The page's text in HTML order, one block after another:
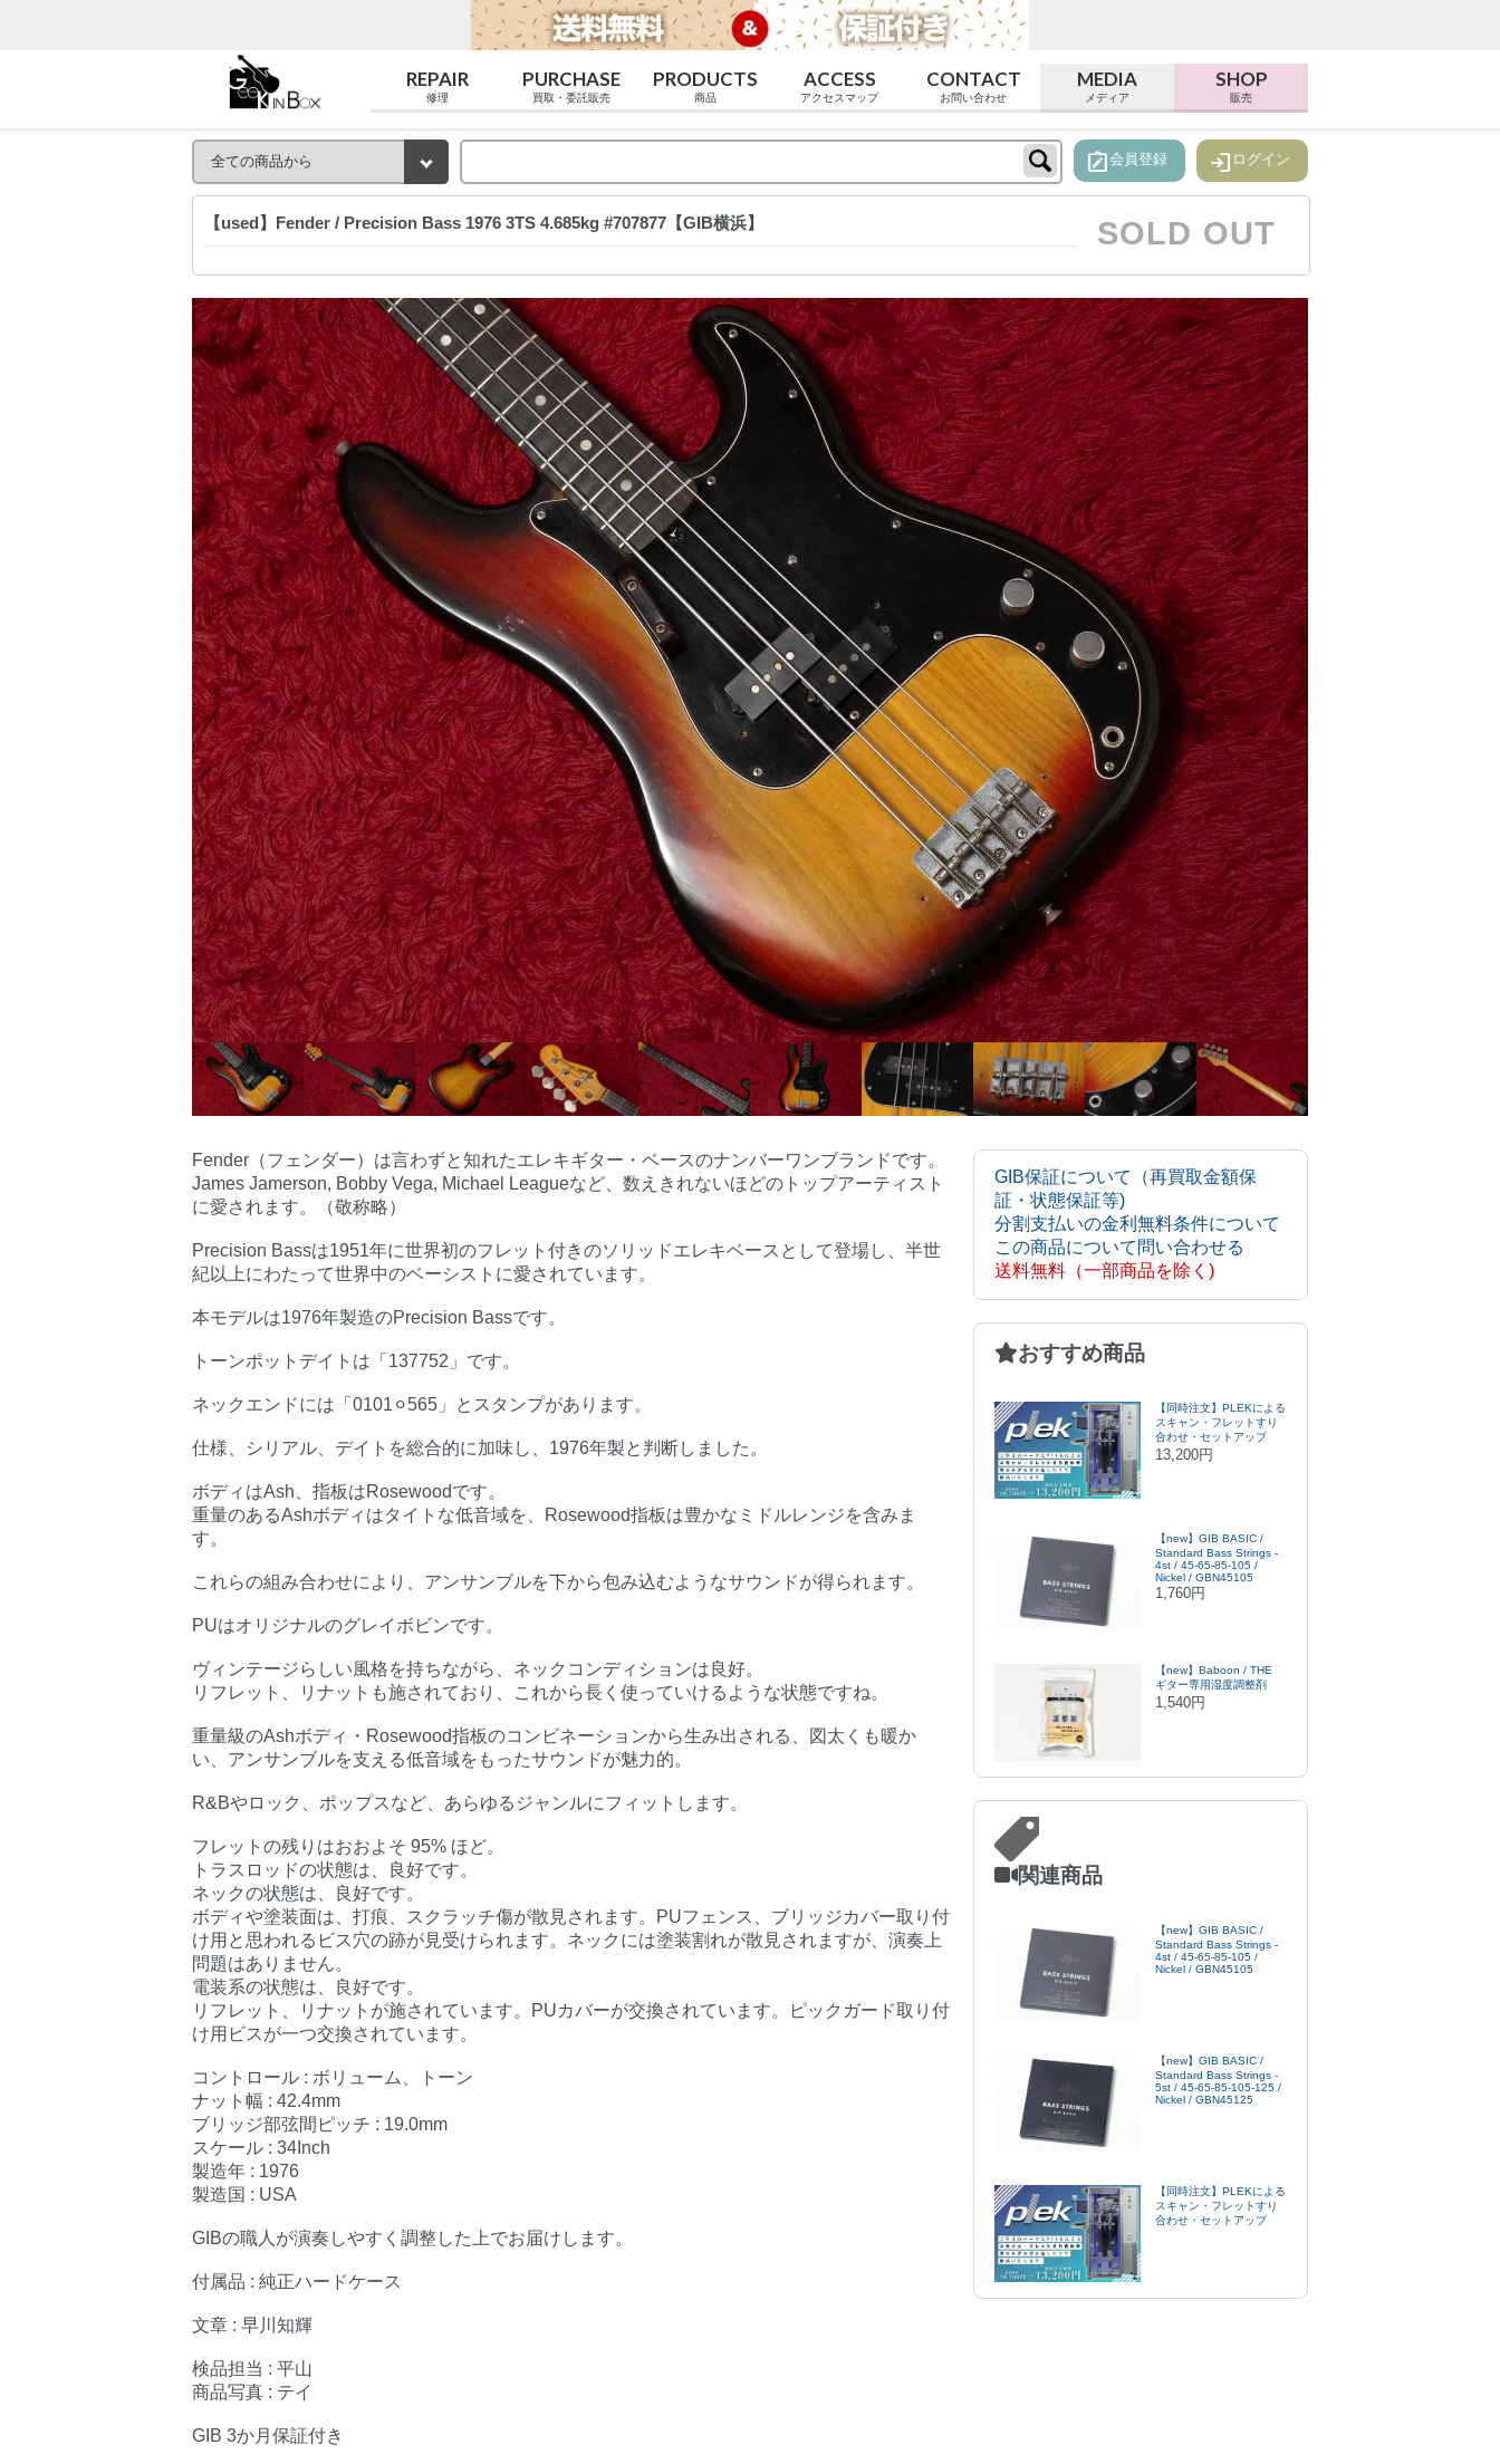
REPAIR
修理
PURCHASE
買取・委託販売
PRODUCTS
商品
ACCESS
アクセスマップ
CONTACT
お問い合わせ
MEDIA
メディア
SHOP
販売
note_alt会員登録 login ログイン
【used】Fender / Precision Bass 1976 3TS 4.685kg #707877【GIB横浜】 SOLD OUT
Fender（フェンダー）は言わずと知れたエレキギター・ベースのナンバーワンブランドです。
James Jamerson, Bobby Vega, Michael Leagueなど、数えきれないほどのトップアーティスト
に愛されます。（敬称略）
Precision Bassは1951年に世界初のフレット付きのソリッドエレキベースとして登場し、半世
紀以上にわたって世界中のベーシストに愛されています。
本モデルは1976年製造のPrecision Bassです。
トーンポットデイトは「137752」です。
ネックエンドには「0101⚪︎565」とスタンプがあります。
仕様、シリアル、デイトを総合的に加味し、1976年製と判断しました。
ボディはAsh、指板はRosewoodです。
重量のあるAshボディはタイトな低音域を、Rosewood指板は豊かなミドルレンジを含みま
す。
これらの組み合わせにより、アンサンブルを下から包み込むようなサウンドが得られます。
PUはオリジナルのグレイボビンです。
ヴィンテージらしい風格を持ちながら、ネックコンディションは良好。
リフレット、リナットも施されており、これから長く使っていけるような状態ですね。
重量級のAshボディ・Rosewood指板のコンビネーションから生み出される、図太くも暖か
い、アンサンブルを支える低音域をもったサウンドが魅力的。
R&Bやロック、ポップスなど、あらゆるジャンルにフィットします。
フレットの残りはおおよそ 95% ほど。
トラスロッドの状態は、良好です。
ネックの状態は、良好です。
ボディや塗装面は、打痕、スクラッチ傷が散見されます。PUフェンス、ブリッジカバー取り付
け用と思われるビス穴の跡が見受けられます。ネックには塗装割れが散見されますが、演奏上
問題はありません。
電装系の状態は、良好です。
リフレット、リナットが施されています。PUカバーが交換されています。ピックガード取り付
け用ビスが一つ交換されています。
コントロール : ボリューム、トーン
ナット幅 : 42.4mm
ブリッジ部弦間ピッチ : 19.0mm
スケール : 34Inch
製造年 : 1976
製造国 : USA
GIBの職人が演奏しやすく調整した上でお届けします。
付属品 : 純正ハードケース
文章 : 早川知輝
検品担当 : 平山
商品写真 : テイ
GIB 3か月保証付き
GIB保証について（再買取金額保
証・状態保証等)
分割支払いの金利無料条件について
この商品について問い合わせる
送料無料（一部商品を除く)
おすすめ商品
【同時注文】PLEKによる
スキャン・フレットすり
合わせ・セットアップ
13,200円
【new】GIB BASIC /
Standard Bass Strings -
4st / 45-65-85-105 /
Nickel / GBN45105
1,760円
【new】Baboon / THE
ギター専用湿度調整剤
1,540円
関連商品
【new】GIB BASIC /
Standard Bass Strings -
4st / 45-65-85-105 /
Nickel / GBN45105
【new】GIB BASIC /
Standard Bass Strings -
5st / 45-65-85-105-125 /
Nickel / GBN45125
【同時注文】PLEKによる
スキャン・フレットすり
合わせ・セットアップ